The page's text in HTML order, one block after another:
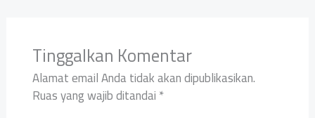
Tinggalkan Komentar
Alamat email Anda tidak akan dipublikasikan.
Ruas yang wajib ditandai*